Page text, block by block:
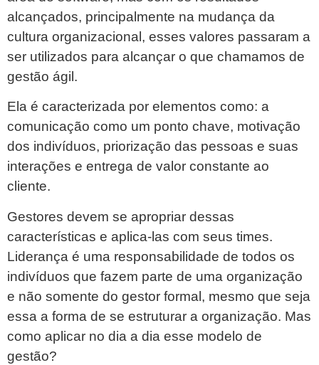
alcançados, principalmente na mudança da
cultura organizacional, esses valores passaram a
ser utilizados para alcançar o que chamamos de
gestão ágil.
Ela é caracterizada por elementos como: a
comunicação como um ponto chave, motivação
dos indivíduos, priorização das pessoas e suas
interações e entrega de valor constante ao
cliente.
Gestores devem se apropriar dessas
características e aplica-las com seus times.
Liderança é uma responsabilidade de todos os
indivíduos que fazem parte de uma organização
e não somente do gestor formal, mesmo que seja
essa a forma de se estruturar a organização. Mas
como aplicar no dia a dia esse modelo de
gestão?